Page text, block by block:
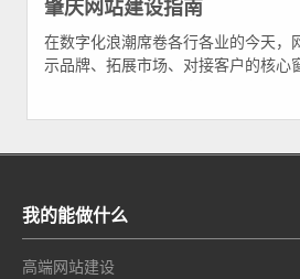
肇庆网站建设指南
在数字化浪潮席卷各行各业的今天，
示品牌、拓展市场、对接客户的核心
区，要么盲目跟风、功能堆砌，要么
我的能做什么
高端网站建设